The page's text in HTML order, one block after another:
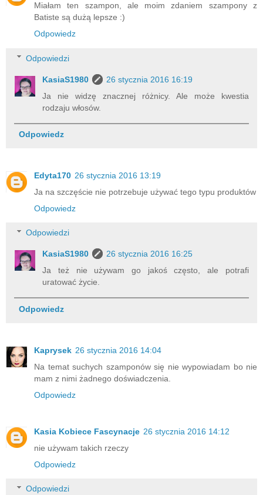
Miałam ten szampon, ale moim zdaniem szampony z
Batiste są dużą lepsze :)
Odpowiedz
Odpowiedzi
KasiaS1980
26 stycznia 2016 16:19
Ja nie widzę znacznej różnicy. Ale może kwestia
rodzaju włosów.
Odpowiedz
Edyta170 26 stycznia 2016 13:19
Ja na szczęście nie potrzebuje używać tego typu produktów
Odpowiedz
Odpowiedzi
KasiaS1980
26 stycznia 2016 16:25
Ja też nie używam go jakoś często, ale potrafi
uratować życie.
Odpowiedz
Kaprysek 26 stycznia 2016 14:04
Na temat suchych szamponów się nie wypowiadam bo nie
mam z nimi żadnego doświadczenia.
Odpowiedz
Kasia Kobiece Fascynacje 26 stycznia 2016 14:12
nie używam takich rzeczy
Odpowiedz
Odpowiedzi